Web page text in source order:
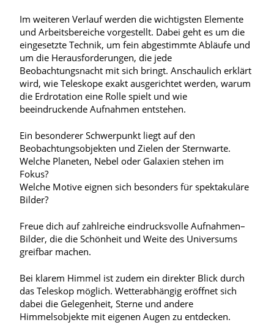
Im weiteren Verlauf werden die wichtigsten Elemente
und Arbeitsbereiche vorgestellt. Dabei geht es um die
eingesetzte Technik, um fein abgestimmte Abläufe und
um die Herausforderungen, die jede
Beobachtungsnacht mit sich bringt. Anschaulich erklärt
wird, wie Teleskope exakt ausgerichtet werden, warum
die Erdrotation eine Rolle spielt und wie
beeindruckende Aufnahmen entstehen.
Ein besonderer Schwerpunkt liegt auf den
Beobachtungsobjekten und Zielen der Sternwarte.
Welche Planeten, Nebel oder Galaxien stehen im
Fokus?
Welche Motive eignen sich besonders für spektakuläre
Bilder?
Freue dich auf zahlreiche eindrucksvolle Aufnahmen–
Bilder, die die Schönheit und Weite des Universums
greifbar machen.
Bei klarem Himmel ist zudem ein direkter Blick durch
das Teleskop möglich. Wetterabhängig eröffnet sich
dabei die Gelegenheit, Sterne und andere
Himmelsobjekte mit eigenen Augen zu entdecken.